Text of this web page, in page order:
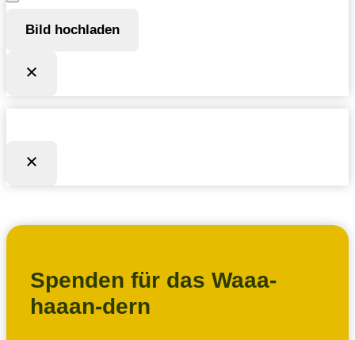
Bild hochladen
Spenden für das Waaa-
haaan-dern